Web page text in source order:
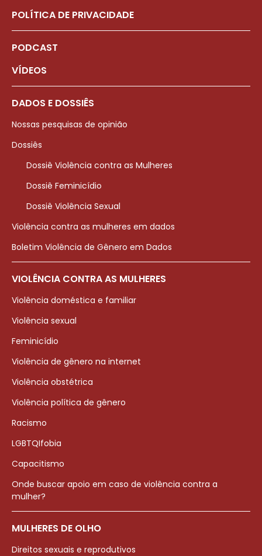
POLÍTICA DE PRIVACIDADE
PODCAST
VÍDEOS
DADOS E DOSSIÊS
Nossas pesquisas de opinião
Dossiês
Dossiê Violência contra as Mulheres
Dossiê Feminicídio
Dossiê Violência Sexual
Violência contra as mulheres em dados
Boletim Violência de Gênero em Dados
VIOLÊNCIA CONTRA AS MULHERES
Violência doméstica e familiar
Violência sexual
Feminicídio
Violência de gênero na internet
Violência obstétrica
Violência política de gênero
Racismo
LGBTQIfobia
Capacitismo
Onde buscar apoio em caso de violência contra a
mulher?
MULHERES DE OLHO
Direitos sexuais e reprodutivos